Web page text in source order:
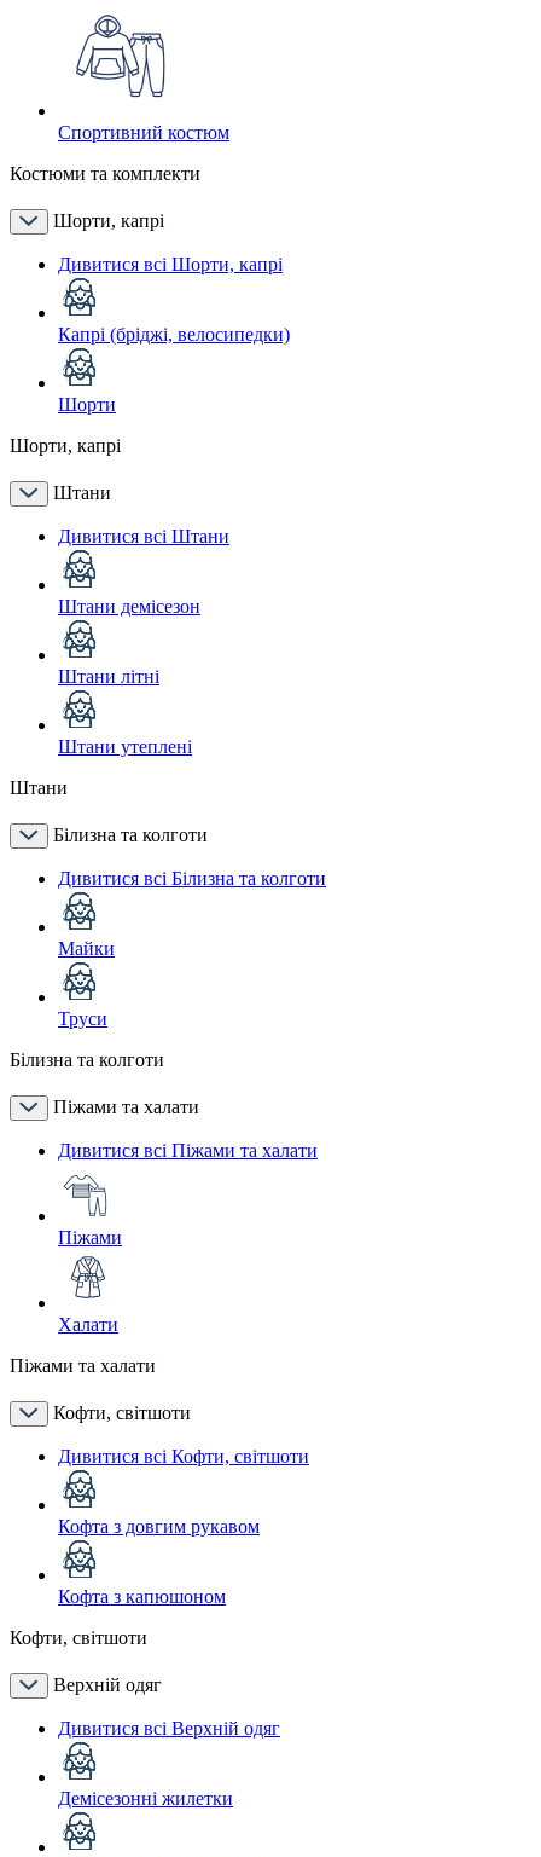
Спортивний костюм
Костюми та комплекти
Шорти, капрі
Дивитися всі Шорти, капрі
Капрі (бріджі, велосипедки)
Шорти
Шорти, капрі
Штани
Дивитися всі Штани
Штани демісезон
Штани літні
Штани утеплені
Штани
Білизна та колготи
Дивитися всі Білизна та колготи
Майки
Труси
Білизна та колготи
Піжами та халати
Дивитися всі Піжами та халати
Піжами
Халати
Піжами та халати
Кофти, світшоти
Дивитися всі Кофти, світшоти
Кофта з довгим рукавом
Кофта з капюшоном
Кофти, світшоти
Верхній одяг
Дивитися всі Верхній одяг
Демісезонні жилетки